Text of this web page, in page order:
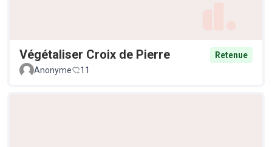
Végétaliser Croix de Pierre
Retenue
Anonyme
11